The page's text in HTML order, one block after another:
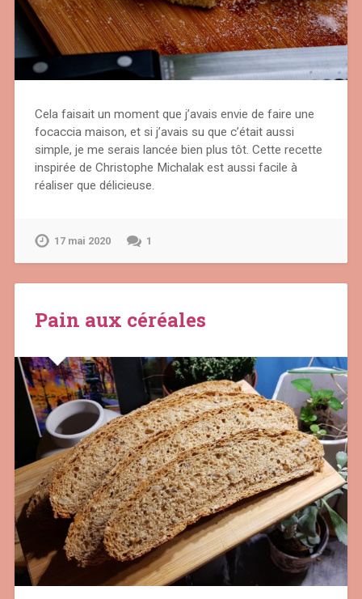
Cela faisait un moment que j’avais envie de faire une
focaccia maison, et si j’avais su que c’était aussi
simple, je me serais lancée bien plus tôt. Cette recette
inspirée de Christophe Michalak est aussi facile à
réaliser que délicieuse.
17 mai 2020 1
Pain aux céréales